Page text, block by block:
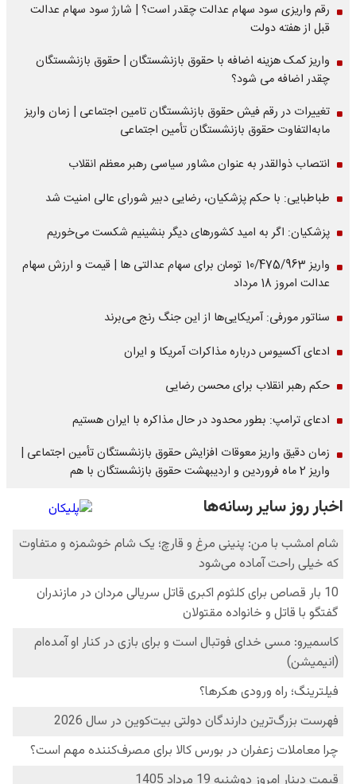
رقم واریزی سود سهام عدالت چقدر است؟ | شارژ سود سهام عدالت
قبل از هفته دولت
واریز کمک هزینه اضافه با حقوق بازنشستگان | حقوق بازنشستگان
چقدر اضافه می شود؟
تغییرات در رقم فیش حقوق بازنشستگان تامین اجتماعی | زمان واریز
مابه‌التفاوت حقوق بازنشستگان تأمین اجتماعی
انتصاب ذوالقدر به عنوان مشاور سیاسی رهبر معظم انقلاب
طباطبایی: با حکم پزشکیان، رضایی دبیر شورای عالی امنیت شد
پزشکیان: اگر به امید کشورهای دیگر بنشینیم شکست می‌خوریم
واریز 10/475/963 تومان برای سهام عدالتی ها | قیمت و ارزش سهام
عدالت امروز 18 مرداد
سناتور مورفی: آمریکایی‌ها از این جنگ رنج می‌برند
ادعای آکسیوس درباره مذاکرات آمریکا و ایران
حکم رهبر انقلاب برای محسن رضایی
ادعای ترامپ: بطور محدود در حال مذاکره با ایران هستیم
زمان دقیق واریز معوقات افزایش حقوق بازنشستگان تأمین اجتماعی |
واریز 2 ماه فروردین و اردیبهشت حقوق بازنشستگان با هم